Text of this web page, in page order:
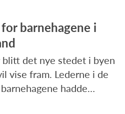
barnehagene i
blitt det nye stedet i byen
vise fram. Lederne i de
hadde…